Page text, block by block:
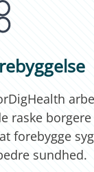
raske
forebygge
sundhed.